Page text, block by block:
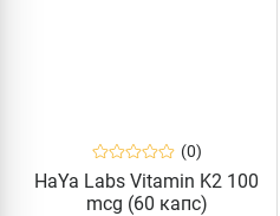
(0)
HaYa Labs Vitamin K2 100
mcg (60 капс)